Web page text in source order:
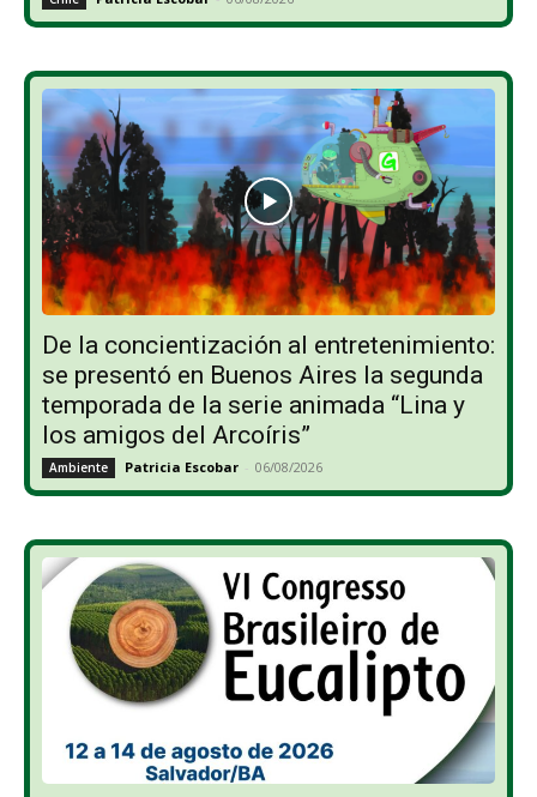
De la concientización al entretenimiento:
se presentó en Buenos Aires la segunda
temporada de la serie animada “Lina y
los amigos del Arcoíris”
Ambiente Patricia Escobar - 06/08/2026